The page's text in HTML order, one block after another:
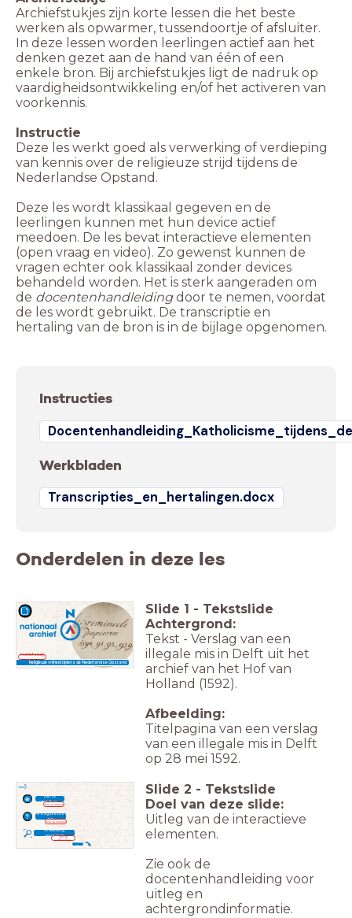
Archiefstukjes zijn korte lessen die het beste
werken als opwarmer, tussendoortje of afsluiter.
In deze lessen worden leerlingen actief aan het
denken gezet aan de hand van één of een
enkele bron. Bij archiefstukjes ligt de nadruk op
vaardigheidsontwikkeling en/of het activeren van
voorkennis.
Instructie
Deze les werkt goed als verwerking of verdieping
van kennis over de religieuze strijd tijdens de
Nederlandse Opstand.
Deze les wordt klassikaal gegeven en de
leerlingen kunnen met hun device actief
meedoen. De les bevat interactieve elementen
(open vraag en video). Zo gewenst kunnen de
vragen echter ook klassikaal zonder devices
behandeld worden. Het is sterk aangeraden om
de docentenhandleidingdoor te nemen, voordat
de les wordt gebruikt. De transcriptie en
hertaling van de bron is in de bijlage opgenomen.
Instructies
Werkbladen
Transcripties_en_hertalingen.docx
Onderdelen in deze les
Religieuze vrijheid tijdens de Nederlandse Opstand
Archiefstukj
e
Slide 1 - Tekstslide
Achtergrond:
Tekst - Verslag van een
illegale mis in Delft uit het
archief van het Hof van
Holland (1592).
Afbeelding:
Titelpagina van een verslag
van een illegale mis in Delft
op 28 mei 1592.
Detail
bekijken
Vraag/discus
sie
Afbeelding
vergrotenKlik op
afbeelding
Klik op hotspot
Notiti
es
Klik op hotspot
Slide 2 - Tekstslide
Doel van deze slide:
Uitleg van de interactieve
elementen.
Zie ook de
docentenhandleiding voor
uitleg en
achtergrondinformatie.